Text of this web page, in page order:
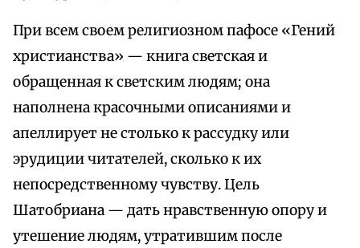
При всем своем религиозном пафосе «Гений
христианства» — книга светская и
обращенная к светским людям; она
наполнена красочными описаниями и
апеллирует не столько к рассудку или
эрудиции читателей, сколько к их
непосредственному чувству. Цель
Шатобриана — дать нравственную опору и
утешение людям, утратившим после